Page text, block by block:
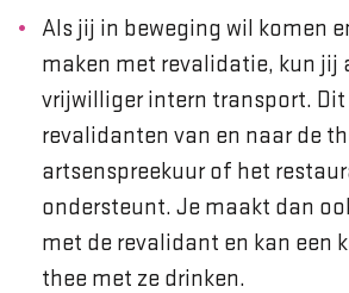
Als jij in beweging wil komen
maken met revalidatie, kun jij
vrijwilliger intern transport.
revalidanten van en naar de
artsenspreekuur of het
ondersteunt. Je maakt dan
met de revalidant en kan een
thee met ze drinken.